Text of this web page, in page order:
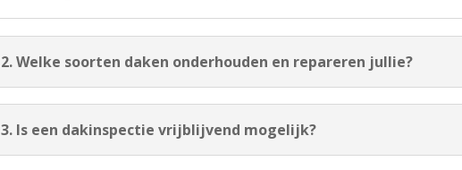
2. Welke soorten daken onderhouden en repareren jullie?
3. Is een dakinspectie vrijblijvend mogelijk?